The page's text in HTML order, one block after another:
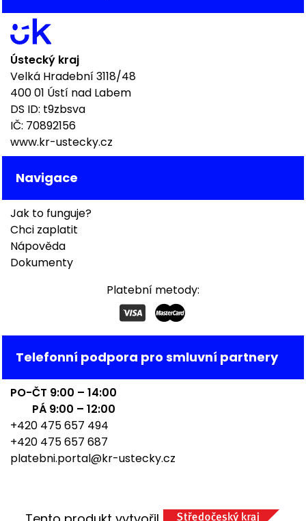
Ústecký kraj
Velká Hradební 3118/48
400 01 Ústí nad Labem
DS ID: t9zbsva
IČ: 70892156
www.kr-ustecky.cz
Navigace
Jak to funguje?
Chci zaplatit
Nápověda
Dokumenty
Platební metody:
Telefonní podpora pro smluvní partnery
PO-ČT 9:00 – 14:00
PÁ 9:00 – 12:00
+420 475 657 494
+420 475 657 687
platebni.portal@kr-ustecky.cz